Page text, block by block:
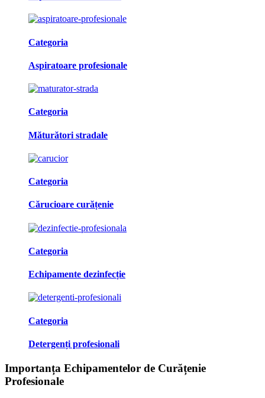
Categoria
Aspiratoare profesionale
Categoria
Măturători stradale
Categoria
Cărucioare curățenie
Categoria
Echipamente dezinfecție
Categoria
Detergenți profesionali
Importanța Echipamentelor de Curățenie
Profesionale